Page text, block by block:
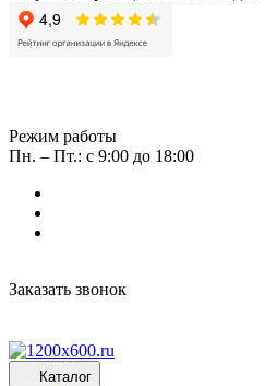
Режим работы
Пн. – Пт.: с 9:00 до 18:00
Заказать звонок
Каталог